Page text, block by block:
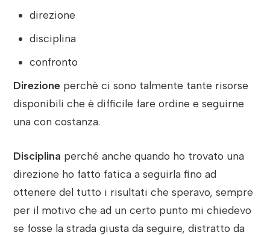
direzione
disciplina
confronto
Direzione perchè ci sono talmente tante risorse
disponibili che è difficile fare ordine e seguirne
una con costanza.
Disciplina perché anche quando ho trovato una
direzione ho fatto fatica a seguirla fino ad
ottenere del tutto i risultati che speravo, sempre
per il motivo che ad un certo punto mi chiedevo
se fosse la strada giusta da seguire, distratto da